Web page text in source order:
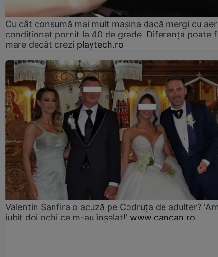
Cu cât consumă mai mult mașina dacă mergi cu
condiționat pornit la 40 de grade. Diferența poate
mare decât crezi playtech.ro
Valentin Sanfira o acuză pe Codruța de adulter?
iubit doi ochi ce m-au înșelat!' www.cancan.ro